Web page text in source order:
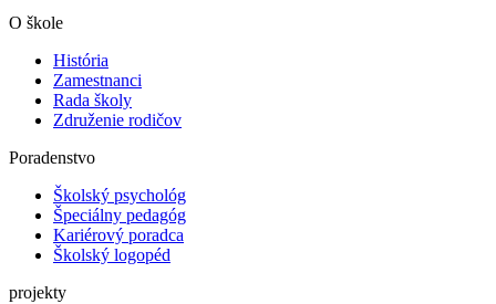
O škole
História
Zamestnanci
Rada školy
Združenie rodičov
Poradenstvo
Školský psychológ
Špeciálny pedagóg
Kariérový poradca
Školský logopéd
projekty